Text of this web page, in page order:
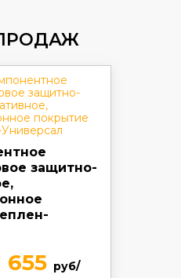
защитно-
655 руб/